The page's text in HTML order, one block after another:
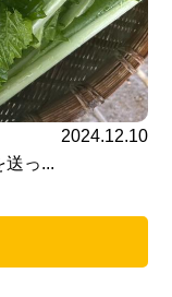
2024.12.10
送っ...